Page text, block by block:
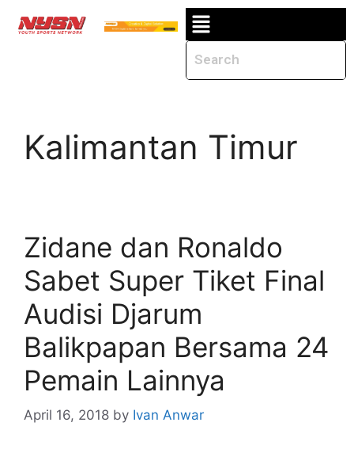
Kalimantan Timur
Zidane dan Ronaldo
Sabet Super Tiket Final
Audisi Djarum
Balikpapan Bersama 24
Pemain Lainnya
April 16, 2018 by Ivan Anwar